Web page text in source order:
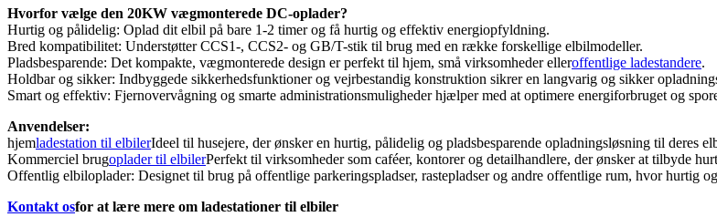
Hvorfor vælge den 20KW vægmonterede DC-oplader?
Hurtig og pålidelig: Oplad dit elbil på bare 1-2 timer og få hurtig og effektiv energiopfyldning.
Bred kompatibilitet: Understøtter CCS1-, CCS2- og GB/T-stik til brug med en række forskellige elbilmodeller.
Pladsbesparende: Det kompakte, vægmonterede design er perfekt til hjem, små virksomheder elleroffentlige ladestandere.
Holdbar og sikker: Indbyggede sikkerhedsfunktioner og vejrbestandig konstruktion sikrer en langvarig og sikker
Smart og effektiv: Fjernovervågning og smarte administrationsmuligheder hjælper med at optimere energiforbruget og
Anvendelser:
hjemladestation til elbilerIdeel til husejere, der ønsker en hurtig, pålidelig og pladsbesparende opladningsløsning til deres
Kommerciel brugoplader til elbilerPerfekt til virksomheder som caféer, kontorer og detailhandlere, der ønsker at tilbyde
Offentlig elbiloplader: Designet til brug på offentlige parkeringspladser, rastepladser og andre offentlige rum, hvor hurtig
Kontakt osfor at lære mere om ladestationer til elbiler